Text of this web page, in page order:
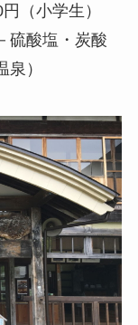
（小学生）
硫酸塩・炭酸
）